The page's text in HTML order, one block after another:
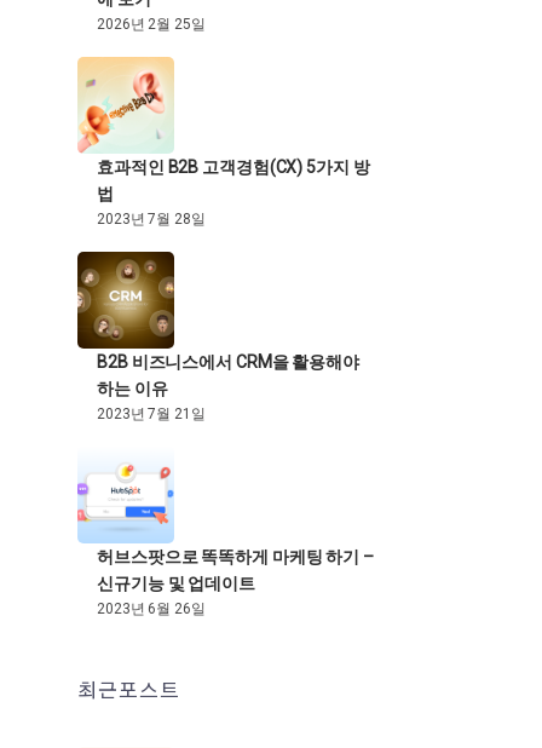
2026년 2월 25일
효과적인 B2B 고객경험(CX) 5가지 방
법
2023년 7월 28일
B2B 비즈니스에서 CRM을 활용해야
하는 이유
2023년 7월 21일
허브스팟으로 똑똑하게 마케팅 하기 –
신규기능 및 업데이트
2023년 6월 26일
최근포스트